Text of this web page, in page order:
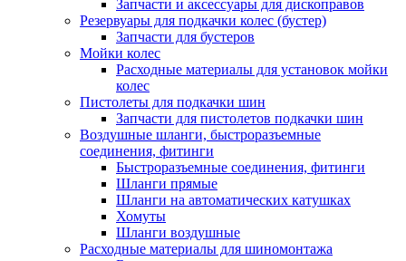
Запчасти и аксессуары для дископравов
Резервуары для подкачки колес (бустер)
Запчасти для бустеров
Мойки колес
Расходные материалы для установок мойки
колес
Пистолеты для подкачки шин
Запчасти для пистолетов подкачки шин
Воздушные шланги, быстроразъемные
соединения, фитинги
Быстроразъемные соединения, фитинги
Шланги прямые
Шланги на автоматических катушках
Хомуты
Шланги воздушные
Расходные материалы для шиномонтажа